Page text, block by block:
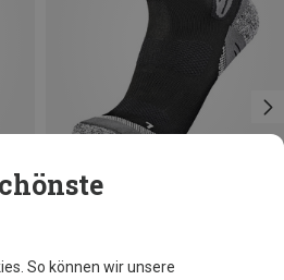
So können wir unsere